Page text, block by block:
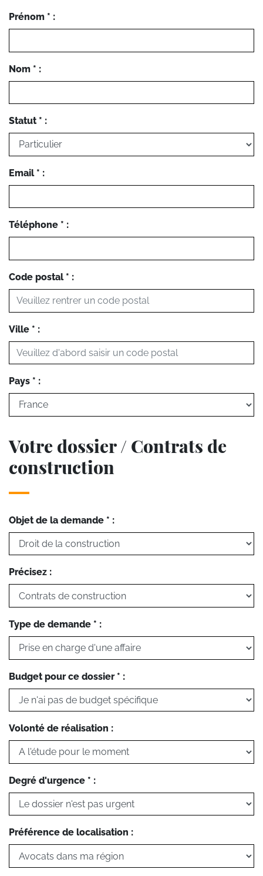
Prénom * :
Nom * :
Statut * :
Email * :
Téléphone * :
Code postal * :
Ville * :
Pays * :
Votre dossier / Contrats de
construction
Objet de la demande * :
Précisez :
Type de demande * :
Budget pour ce dossier * :
Volonté de réalisation :
Degré d'urgence * :
Préférence de localisation :